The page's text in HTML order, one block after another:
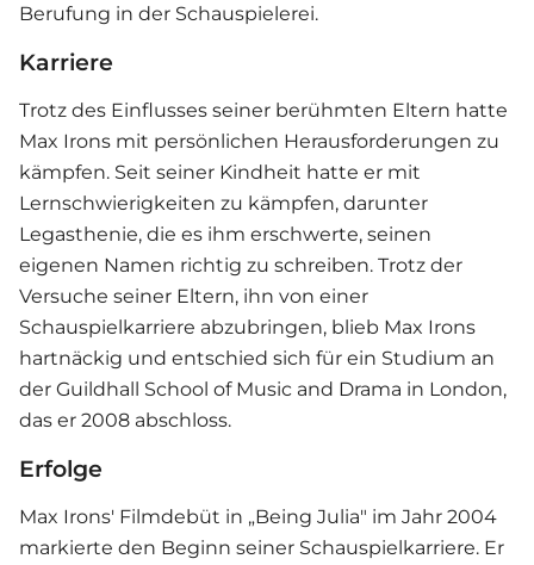
Berufung in der Schauspielerei.
Karriere
Trotz des Einflusses seiner berühmten Eltern hatte
Max Irons mit persönlichen Herausforderungen zu
kämpfen. Seit seiner Kindheit hatte er mit
Lernschwierigkeiten zu kämpfen, darunter
Legasthenie, die es ihm erschwerte, seinen
eigenen Namen richtig zu schreiben. Trotz der
Versuche seiner Eltern, ihn von einer
Schauspielkarriere abzubringen, blieb Max Irons
hartnäckig und entschied sich für ein Studium an
der Guildhall School of Music and Drama in London,
das er 2008 abschloss.
Erfolge
Max Irons' Filmdebüt in „Being Julia" im Jahr 2004
markierte den Beginn seiner Schauspielkarriere. Er